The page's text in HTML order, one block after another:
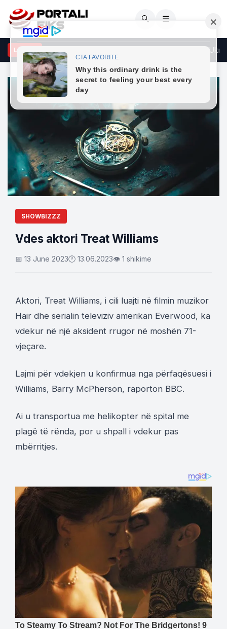
🔍 ☰
LAJMEe Zelenskyt në Beograd – largohet mbishkrimi “Free
SHOWBIZZZ
Vdes aktori Treat Williams
📅 13 June 2023🕐 13.06.2023👁 1 shikime
Aktori, Treat Williams, i cili luajti në filmin muzikor
Hair dhe serialin televiziv amerikan Everwood, ka
vdekur në një aksident rrugor në moshën 71-
vjeçare.
Lajmi për vdekjen u konfirmua nga përfaqësuesi i
Williams, Barry McPherson, raporton BBC.
Ai u transportua me helikopter në spital me
plagë të rënda, por u shpall i vdekur pas
mbërritjes.